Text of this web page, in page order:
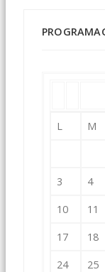
L M
3 4
10 11
17 18
24 25